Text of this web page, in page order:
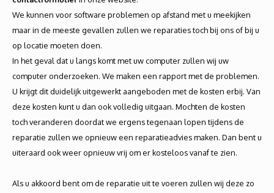
We kunnen voor software problemen op afstand met u meekijken
maar in de meeste gevallen zullen we reparaties toch bij ons of bij u
op locatie moeten doen.
In het geval dat u langs komt met uw computer zullen wij uw
computer onderzoeken. We maken een rapport met de problemen.
U krijgt dit duidelijk uitgewerkt aangeboden met de kosten erbij. Van
deze kosten kunt u dan ook volledig uitgaan. Mochten de kosten
toch veranderen doordat we ergens tegenaan lopen tijdens de
reparatie zullen we opnieuw een reparatieadvies maken. Dan bent u
uiteraard ook weer opnieuw vrij om er kosteloos vanaf te zien.
Als u akkoord bent om de reparatie uit te voeren zullen wij deze zo